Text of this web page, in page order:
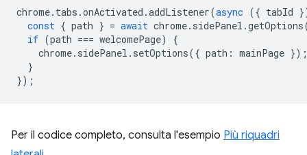
chrome. tabs .onActivated .addListener(async ({ tabId
const { path } = await chrome. sidePanel .getOptions
if (path === welcomePage)
{
chrome. sidePanel . setOptions({ path : mainPage });
}
});
Per il codice completo, consulta l'esempio Più riquadri